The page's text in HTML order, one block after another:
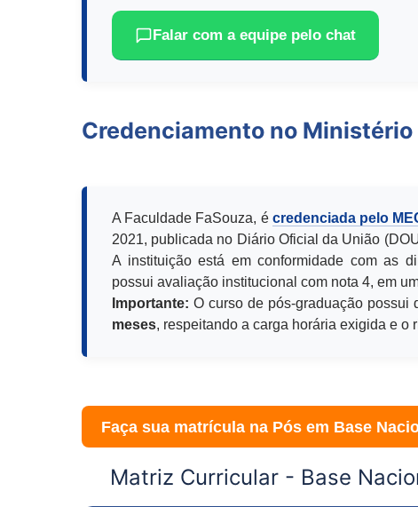
Falar com a equipe pelo chat
Credenciamento no Ministério
A Faculdade FaSouza, é credenciada pelo
2021, publicada no Diário Oficial da União
A instituição está em conformidade com as
possui avaliação institucional com nota 4, em
Importante: O curso de pós-graduação possui
meses, respeitando a carga horária exigida e o
Faça sua matrícula na Pós em Base
Matriz Curricular - Base